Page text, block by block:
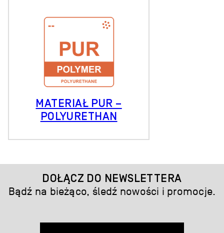
MATERIAŁ PUR –
POLYURETHAN
DOŁĄCZ DO NEWSLETTERA
Bądź na bieżąco, śledź nowości i promocje.